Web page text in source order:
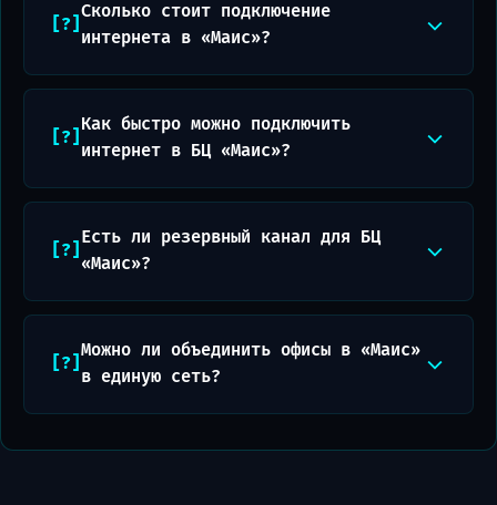
Сколько стоит подключение
интернета в «Маис»?
Как быстро можно подключить
интернет в БЦ «Маис»?
Есть ли резервный канал для БЦ
«Маис»?
Можно ли объединить офисы в «Маис»
в единую сеть?